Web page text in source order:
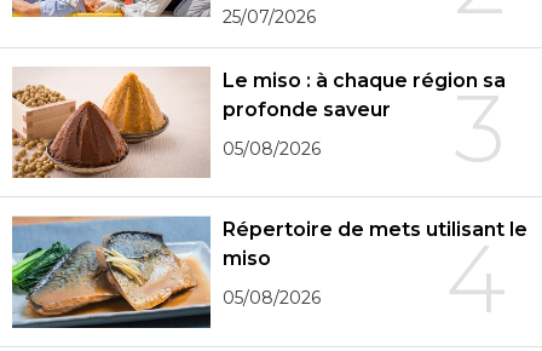
25/07/2026
3
Le miso : à chaque région sa
profonde saveur
05/08/2026
4
Répertoire de mets utilisant le
miso
05/08/2026